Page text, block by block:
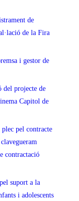
de
de la Fira
i gestor de
del projecte de
Capitol de
pel contracte
contractació
suport a la
i adolescents